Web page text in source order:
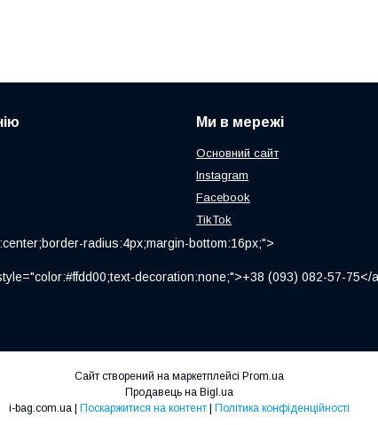
Ми в мережі
Основний сайт
Instagram
Facebook
TikTok
radius:4px;margin-bottom:16px;">
decoration:none;">+38 (093) 082-57-
Сайт створений на маркетплейсі Prom.ua
Продавець на Bigl.ua
Поскаржитися на контент Політика конфіденційності